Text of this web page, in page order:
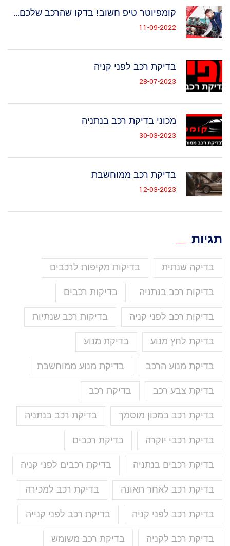
קומפיוטר טיפ חשוב! בדקו שהרכב שלכם...
11-09-2022
בדיקת רכב לפני קניה
28-07-2023
מכוני בדיקת רכב בנתניה
30-03-2023
בדיקת רכב ממוחשבת
12-03-2023
תגיות
בדיקה שנתית בדיקות מקיפות לרכבים
בדיקות רכב בנתניה בדיקות רכבים
בדיקות רכב לפני קניה בדיקות רכב שנתיות
בדיקת לחץ מנוע בדיקת מנוע
בדיקת מנוע הרכב בדיקת מנוע ממוחשבת
בדיקת צבע רכב בדיקת רכב
בדיקת רכב במכון מוסמך בדיקת רכב בנתניה
בדיקת רכבי יוקרה בדיקת רכבים
בדיקת רכבים בנתניה בדיקת רכבים לפני קניה
בדיקת רכב לאחר תאונה בדיקת רכב למכירה
בדיקת רכב לפני קניה בדיקת רכב לפני קנייה
בדיקת רכב לקניה בדיקת רכב משומש